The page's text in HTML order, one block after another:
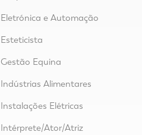
Eletrónica e Automação
Esteticista
Gestão Equina
Indústrias Alimentares
Instalações Elétricas
Intérprete/Ator/Atriz